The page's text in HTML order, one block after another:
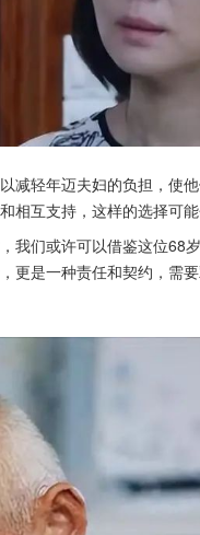
减轻年迈夫妇的负担，使
互支持，这样的选择可能
我们或许可以借鉴这位68
是一种责任和契约，需要